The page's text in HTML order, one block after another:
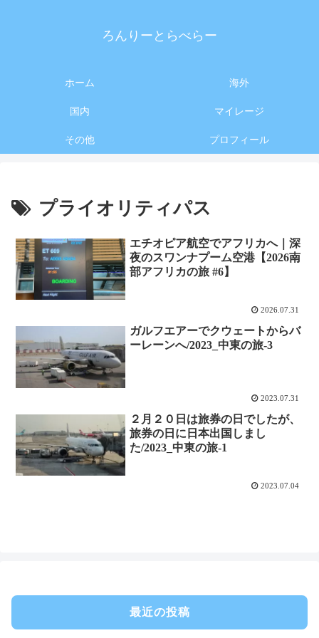
ろんりーとらべらー
ホーム 海外
国内 マイレージ
その他 プロフィール
プライオリティパス
エチオピア航空でアフリカへ｜深
夜のスワンナプーム空港【2026南
部アフリカの旅 #6】
2026.07.31
ガルフエアーでクウェートからバ
ーレーンへ/2023_中東の旅-3
2023.07.31
２月２０日は旅券の日でしたが、
旅券の日に日本出国しまし
た/2023_中東の旅-1
2023.07.04
最近の投稿